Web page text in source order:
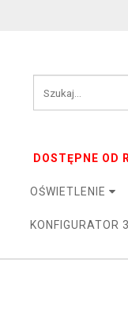
DOSTĘPNE OD
OŚWIETLENIE
KONFIGURATOR